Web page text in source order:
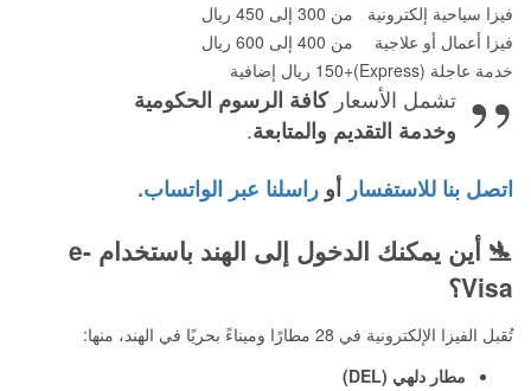
فيزا سياحية إلكترونية
من 300 إلى 450 ريال
فيزا أعمال أو علاجية
من 400 إلى 600 ريال
خدمة عاجلة (Express)
+150 ريال إضافية
تشمل الأسعاركافة الرسوم الحكومية
وخدمة التقديم والمتابعة.
اتصل بنا للاستفسار أو راسلنا عبر الواتساب.
🛬
أين يمكنك الدخول إلى الهند باستخدام e-
Visa؟
تُقبل الفيزا الإلكترونية في 28 مطارًا وميناءً بحريًا في الهند، منها:
مطار دلهي (DEL)